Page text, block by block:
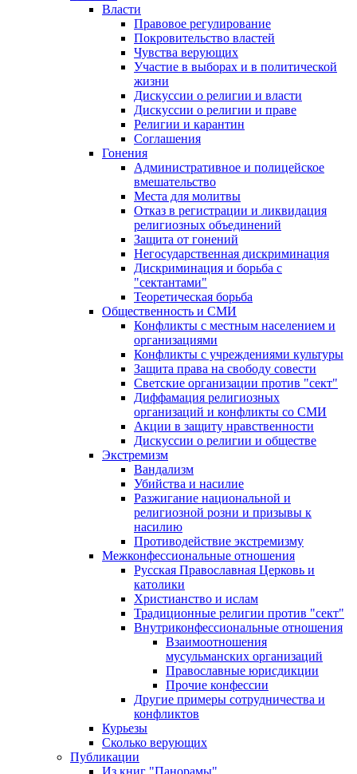
Власти
Правовое регулирование
Покровительство властей
Чувства верующих
Участие в выборах и в политической
жизни
Дискуссии о религии и власти
Дискуссии о религии и праве
Религии и карантин
Соглашения
Гонения
Административное и полицейское
вмешательство
Места для молитвы
Отказ в регистрации и ликвидация
религиозных объединений
Защита от гонений
Негосударственная дискриминация
Дискриминация и борьба с
"сектантами"
Теоретическая борьба
Общественность и СМИ
Конфликты с местным населением и
организациями
Конфликты с учреждениями культуры
Защита права на свободу совести
Светские организации против "сект"
Диффамация религиозных
организаций и конфликты со СМИ
Акции в защиту нравственности
Дискуссии о религии и обществе
Экстремизм
Вандализм
Убийства и насилие
Разжигание национальной и
религиозной розни и призывы к
насилию
Противодействие экстремизму
Межконфессиональные отношения
Русская Православная Церковь и
католики
Христианство и ислам
Традиционные религии против "сект"
Внутриконфессиональные отношения
Взаимоотношения
мусульманских организаций
Православные юрисдикции
Прочие конфессии
Другие примеры сотрудничества и
конфликтов
Курьезы
Сколько верующих
Публикации